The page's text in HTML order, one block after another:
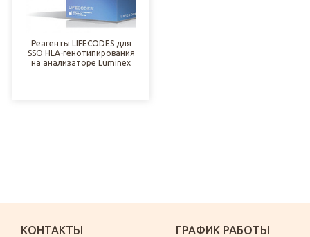
Реагенты LIFECODES для
SSO HLA-генотипирования
на анализаторе Luminex
КОНТАКТЫ ГРАФИК РАБОТЫ